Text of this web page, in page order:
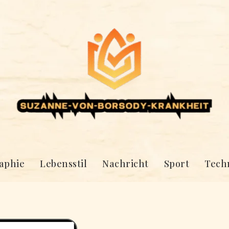
Lebensstil Nachricht Sport